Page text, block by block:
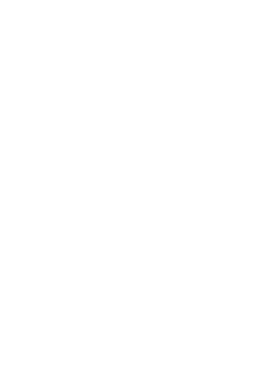
mit ausländischer